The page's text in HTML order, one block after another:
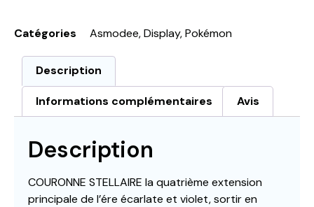
Catégories Asmodee,Display,Pokémon
Description
Informations complémentaires Avis
Description
COURONNE STELLAIRE la quatrième extension
principale de l’ére écarlate et violet, sortir en